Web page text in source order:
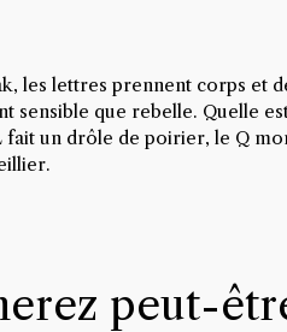
les lettres prennent corps et
sensible que rebelle. Quelle
fait un drôle de poirier, le Q
peut-